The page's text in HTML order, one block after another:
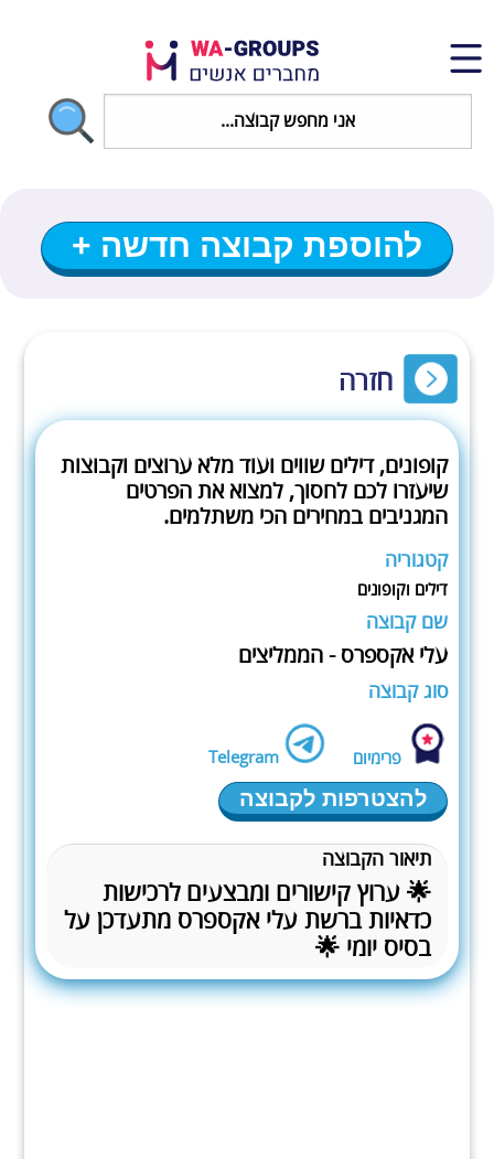
להוספת קבוצה חדשה +
חזרה
קופונים, דילים שווים ועוד מלא ערוצים וקבוצות
שיעזרו לכם לחסוך, למצוא את הפרטים
המגניבים במחירים הכי משתלמים.
קטגוריה
דילים וקופונים
שם קבוצה
עלי אקספרס - הממליצים
סוג קבוצה
פרימיום Telegram
להצטרפות לקבוצה
תיאור הקבוצה
🌟 ערוץ קישורים ומבצעים לרכישות
כדאיות ברשת עלי אקספרס מתעדכן על
בסיס יומי 🌟